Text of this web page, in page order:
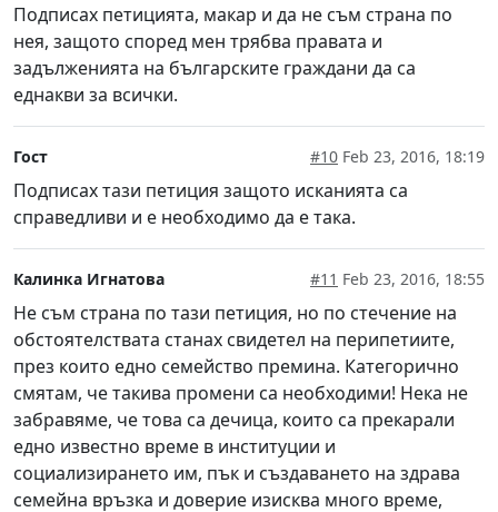
Подписах петицията, макар и да не съм страна по
нея, защото според мен трябва правата и
задълженията на българските граждани да са
еднакви за всички.
Гост #10 Feb 23, 2016, 18:19
Подписах тази петиция защото исканията са
справедливи и е необходимо да е така.
Калинка Игнатова #11 Feb 23, 2016, 18:55
Не съм страна по тази петиция, но по стечение на
обстоятелствата станах свидетел на перипетиите,
през които едно семейство премина. Категорично
смятам, че такива промени са необходими! Нека не
забравяме, че това са дечица, които са прекарали
едно известно време в институции и
социализирането им, пък и създаването на здрава
семейна връзка и доверие изисква много време,